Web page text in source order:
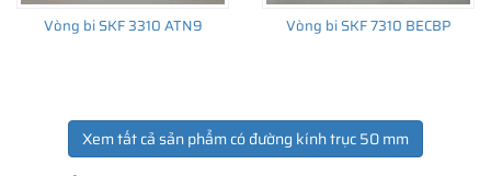
Vòng bi SKF 3310 ATN9 Vòng bi SKF 7310 BECBP
Xem tất cả sản phẩm có đường kính trục 50 mm